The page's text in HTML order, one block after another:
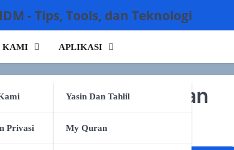
KAMI
Privasi
APLIKASI
Yasin Dan Tahlil
My Quran
Mencuri Pekerjaan